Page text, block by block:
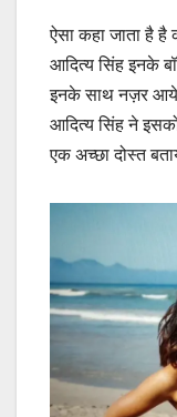
ऐसा कहा जाता है
आदित्य सिंह इनके
इनके साथ नज़र आये
आदित्य सिंह ने
एक अच्छा दोस्त